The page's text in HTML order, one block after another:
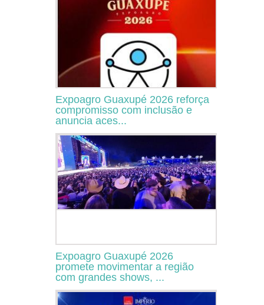
Expoagro Guaxupé 2026 reforça
compromisso com inclusão e
anuncia aces...
Expoagro Guaxupé 2026
promete movimentar a região
com grandes shows, ...